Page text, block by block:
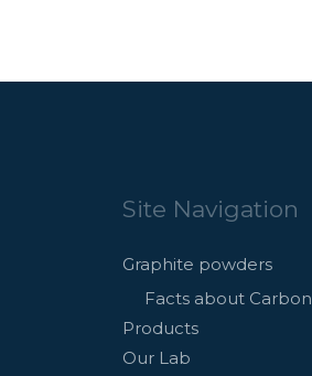
Site Navigation
Graphite powders
Facts about Carbon
Products
Our Lab